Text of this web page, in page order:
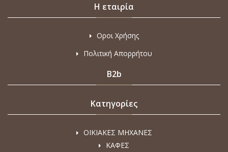
Η εταιρία
Οροι Χρήσης
Πολιτική Απορρήτου
B2b
Κατηγορίες
ΟΙΚΙΑΚΕΣ ΜΗΧΑΝΕΣ
ΚΑΦΕΣ